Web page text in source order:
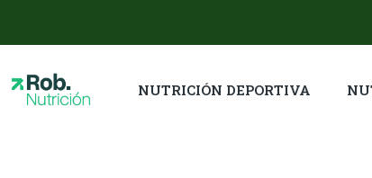
NUTRICIÓN DEPORTIVA